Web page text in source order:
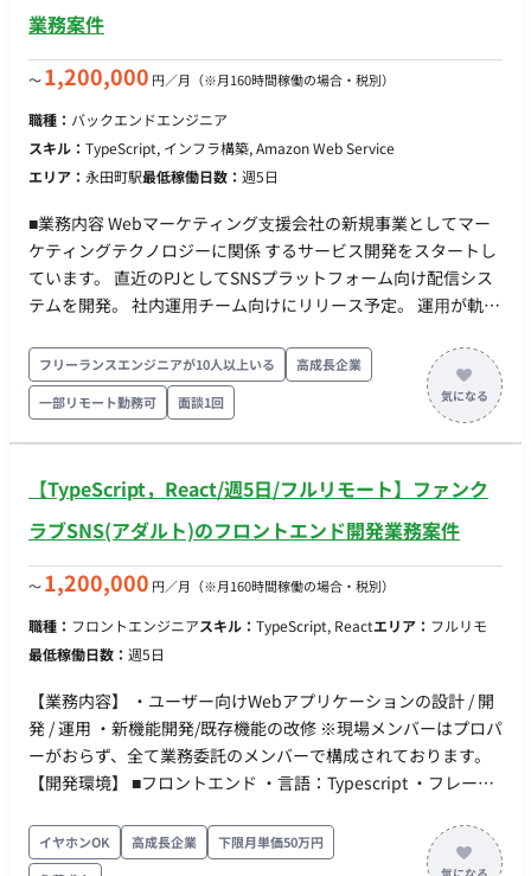
■チーム体制 ・開発者：3名〜4名 ・プロダクトオーナー：1名
（CTOが 兼務） ■開発スタイル・コミュニケーション ▼スプ
リント(半⽉） 〇スプリントプランニング 〇デイリースク
ラム 〇スプリントレビュー（出社。半⽉に1度） 〇スプリ
ントレトロスペクティブ ▼同期コミュニケーション：Gather
〇バーチャルオフィスに出社 〇⾮同期コミュニケーショ
ン：Figma, miro 〇プロジェクト管理：Notion 〇開発⽣産
性改善：Findy Team+ 〇グループウェア：
GoogleWorkspace(Gmail, GoogleCalendar, SpreadSheet）
〇モブプロ‧ペアプロ ■会社・求人の魅力 〇新規プロダクトと
に関わらず、設計‧実装‧コードレビューに関われるフラットな組
織です 〇リモートメインの環境。開発‧スキルアップに注⼒で
きます 〇開発に必要なソフトウェアライセンスの貸与制度を
導⼊(Cursorなどの有料IDE 等を無償貸与） ■働き方 ・平日×週
田町のオフィス出社
業務案件
〜1,200,000 円／月 （※月160時間稼働の場合・税別）
職種： バックエンドエンジニア
スキル： TypeScript, インフラ構築, Amazon Web Service
エリア： 永田町駅最低稼働日数： 週5日
■業務内容 Webマーケティング⽀援会社の新規事業としてマー
ケティングテクノロジーに関係 するサービス開発をスタートし
ています。 直近のPJとしてSNSプラットフォーム向け配信シス
テムを開発。 社内運⽤チーム向けにリリース予定。 運⽤が軌道
直後はバックエンド領域を担当していただき、その後はフロン
トエンドやインフラなど他の領域の挑戦も可能です。 ■実装範
囲 ●バックエンド（主担当領域） ・SNS向けメッセージ配信
機能の構築（⼤量配信‧webhook処理） ・認証‧認可機能、決
の構築 など ■その他領域 ●フロント ・React＋MUIを⽤いた配
信管理画⾯ ・タグの実装、LIFFアプリ開発 ●インフラ構築
ーラブルな構築 ■開発環境 バックエンド：fastify, TypeScript フ
CDK(TypeScript), ECS on Fargate, Lambda, SQS その他：
GitHub, GitHub Actions ■チーム体制 ▼開発組織 〇Stream
4名 ・プロダクトオーナー：1名（CTOが 兼務） 〇
Product Design Team ・Webプロダクトデザイナー：2名
・PdM：1名 ・プロダクトオーナー：1名(CTOが兼務)
〇Enabling Team：技術的な相談相手 ・Web開発：1名
・AI：1名 〇CTO ▼プロダクトマネジメント 〇PDM ■
開発スタイル・コミュニケーション ▼スプリント(半⽉） 〇
フリーランスエンジニアが10人以上いる
高成長企業
一部リモート勤務可
面談1回
【TypeScript，React/週5日/フルリモート】ファンク
ラブSNS(アダルト)のフロントエンド開発業務案件
〜1,200,000 円／月 （※月160時間稼働の場合・税別）
職種： フロントエンジニアスキル： TypeScript, Reactエリア： フルリモ
最低稼働日数： 週5日
【業務内容】 ・ユーザー向けWebアプリケーションの設計 / 開
発 / 運用 ・新機能開発/既存機能の改修 ※現場メンバーはプロパ
ーがおらず、全て業務委託のメンバーで構成されております。
【開発環境】 ■フロントエンド ・言語：Typescript ・フレーム
ンフラ基盤: Vercel ・クラウド：AWS ・監視: BugSnag ■バック
エンド 開発言語: Ruby / Python / Bash フレームワーク: Ruby
イヤホンOK 高成長企業
下限月単価50万円